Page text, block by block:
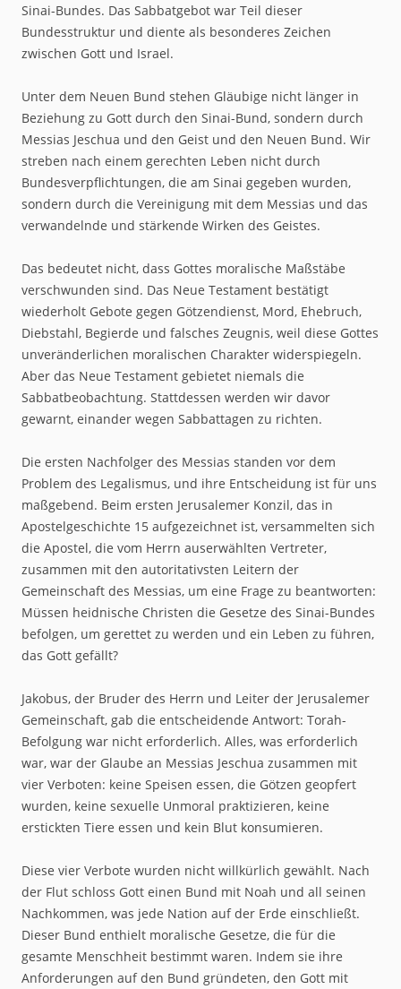
Sinai-Bundes. Das Sabbatgebot war Teil dieser
Bundesstruktur und diente als besonderes Zeichen
zwischen Gott und Israel.
Unter dem Neuen Bund stehen Gläubige nicht länger in
Beziehung zu Gott durch den Sinai-Bund, sondern durch
Messias Jeschua und den Geist und den Neuen Bund. Wir
streben nach einem gerechten Leben nicht durch
Bundesverpflichtungen, die am Sinai gegeben wurden,
sondern durch die Vereinigung mit dem Messias und das
verwandelnde und stärkende Wirken des Geistes.
Das bedeutet nicht, dass Gottes moralische Maßstäbe
verschwunden sind. Das Neue Testament bestätigt
wiederholt Gebote gegen Götzendienst, Mord, Ehebruch,
Diebstahl, Begierde und falsches Zeugnis, weil diese Gottes
unveränderlichen moralischen Charakter widerspiegeln.
Aber das Neue Testament gebietet niemals die
Sabbatbeobachtung. Stattdessen werden wir davor
gewarnt, einander wegen Sabbattagen zu richten.
Die ersten Nachfolger des Messias standen vor dem
Problem des Legalismus, und ihre Entscheidung ist für uns
maßgebend. Beim ersten Jerusalemer Konzil, das in
Apostelgeschichte 15 aufgezeichnet ist, versammelten sich
die Apostel, die vom Herrn auserwählten Vertreter,
zusammen mit den autoritativsten Leitern der
Gemeinschaft des Messias, um eine Frage zu beantworten:
Müssen heidnische Christen die Gesetze des Sinai-Bundes
befolgen, um gerettet zu werden und ein Leben zu führen,
das Gott gefällt?
Jakobus, der Bruder des Herrn und Leiter der Jerusalemer
Gemeinschaft, gab die entscheidende Antwort: Torah-
Befolgung war nicht erforderlich. Alles, was erforderlich
war, war der Glaube an Messias Jeschua zusammen mit
vier Verboten: keine Speisen essen, die Götzen geopfert
wurden, keine sexuelle Unmoral praktizieren, keine
erstickten Tiere essen und kein Blut konsumieren.
Diese vier Verbote wurden nicht willkürlich gewählt. Nach
der Flut schloss Gott einen Bund mit Noah und all seinen
Nachkommen, was jede Nation auf der Erde einschließt.
Dieser Bund enthielt moralische Gesetze, die für die
gesamte Menschheit bestimmt waren. Indem sie ihre
Anforderungen auf den Bund gründeten, den Gott mit